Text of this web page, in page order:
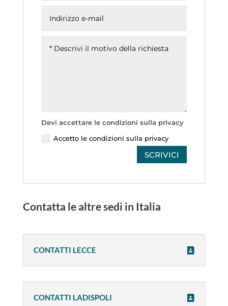
Devi accettare le condizioni sulla privacy
Accetto le condizioni sulla privacy
SCRIVICI
Contatta le altre sedi in Italia
CONTATTI LECCE
CONTATTI LADISPOLI